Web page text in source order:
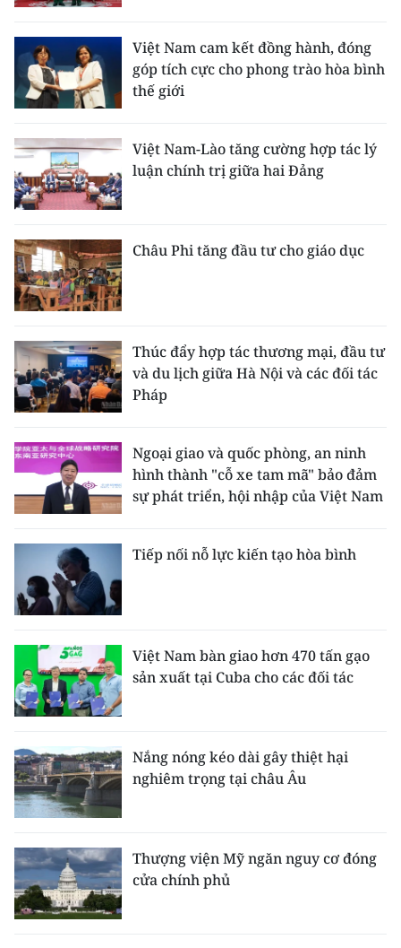
Việt Nam cam kết đồng hành, đóng
góp tích cực cho phong trào hòa bình
thế giới
Việt Nam-Lào tăng cường hợp tác lý
luận chính trị giữa hai Đảng
Châu Phi tăng đầu tư cho giáo dục
Thúc đẩy hợp tác thương mại, đầu tư
và du lịch giữa Hà Nội và các đối tác
Pháp
Ngoại giao và quốc phòng, an ninh
hình thành "cỗ xe tam mã" bảo đảm
sự phát triển, hội nhập của Việt Nam
Tiếp nối nỗ lực kiến tạo hòa bình
Việt Nam bàn giao hơn 470 tấn gạo
sản xuất tại Cuba cho các đối tác
Nắng nóng kéo dài gây thiệt hại
nghiêm trọng tại châu Âu
Thượng viện Mỹ ngăn nguy cơ đóng
cửa chính phủ